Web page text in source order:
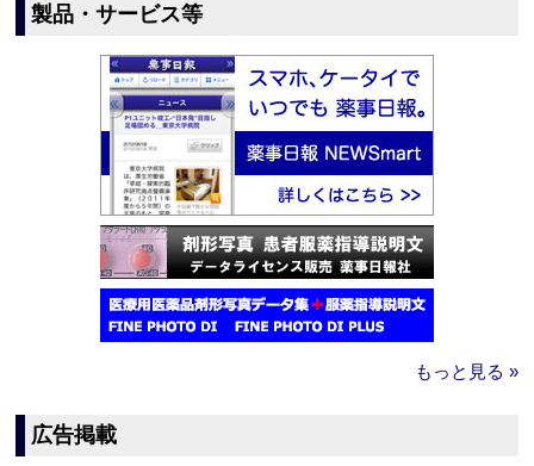
製品・サービス等
もっと見る »
広告掲載